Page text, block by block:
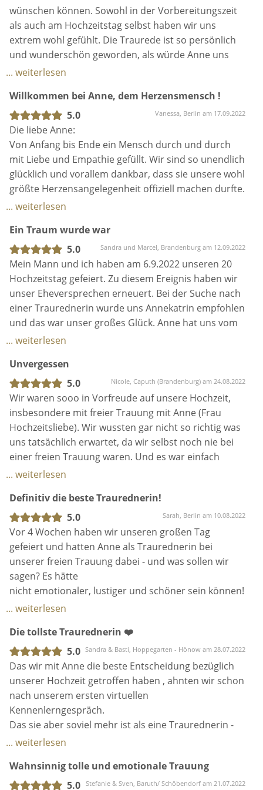
Jasmin und ich sind glücklich und froh, dass du uns
begleitet hast. Deine Herzlichkeit und Sympathie
sucht seines gleichen. Unsere Gäste waren mehr als
begeistert und erkundigenden sich bereits nach dir.
Wir können jedem Paar nur eine freie Trauung in
wünschen können. Sowohl in der Vorbereitungszeit
als auch am Hochzeitstag selbst haben wir uns
extrem wohl gefühlt. Die Traurede ist so persönlich
und wunderschön geworden, als würde Anne uns
schon 20 Jahre kennen. Auch all unsere Gäste
Trauung und Traurede noch nie erlebt haben. Liebe
Anne: noch einmal 1000 Dank, wir würden es immer
wieder mit dir tun :D
... weiterlesen
Willkommen bei Anne, dem Herzensmensch !
5.0
Vanessa, Berlin am 17.09.2022
Die liebe Anne:
Von Anfang bis Ende ein Mensch durch und durch
mit Liebe und Empathie gefüllt. Wir sind so unendlich
glücklich und vorallem dankbar, dass sie unsere wohl
größte Herzensangelegenheit offiziell machen durfte.
Alle Treffen haben sich angefühlt als würden wir sie
strahlt ihre lockere Art aus und ist gern für Spaß und
Kuchen zu haben. Aber auch in stressigen
Situationen hat sie dafür gesorgt, dass mein Mann
und ich den kühlen Kopf bewahren und so viel Ruhe
auf uns ausgestrahlt. Die Freie Trauung war für
Freude und Familie etwas ganz Neues und von nun
an die wohl schönste, emotionalste aber auch
witzigste Trauung, die sie je erlebt haben. Eben ein
Liebe Paare da draußen, sie ist und bleibt eben die
EINE FRAU HOCHZEITSLIEBE !
Wir werden sie jederzeit weiterempfehlen und
hoffen, sie irgendwann auf der Hochzeit von
Freunden oder Familie wiederzusehen.
... weiterlesen
Ein Traum wurde war
5.0
Sandra und Marcel, Brandenburg am 12.09.2022
Mein Mann und ich haben am 6.9.2022 unseren 20
Hochzeitstag gefeiert. Zu diesem Ereignis haben wir
unser Eheversprechen erneuert. Bei der Suche nach
einer Traurednerin wurde uns Annekatrin empfohlen
und das war unser großes Glück. Anne hat uns vom
ersten Tag an super begleitet. Die Gespräche mit Ihr
die Vergangenheit ( unser Leben). Mit Annekatrin
wurde unsere Zeremonie zu etwas ganz
besonderem. Wir können Annekatrin aus vollem
Herzen weiterempfehlen. Vielen lieben Dank Anne❤️!
... weiterlesen
Unvergessen
5.0
Nicole, Caputh (Brandenburg) am 24.08.2022
Wir waren sooo in Vorfreude auf unsere Hochzeit,
insbesondere mit freier Trauung mit Anne (Frau
Hochzeitsliebe). Wir wussten gar nicht so richtig was
uns tatsächlich erwartet, da wir selbst noch nie bei
einer freien Trauung waren. Und es war einfach
unbeschreiblich schön und für uns das Highlight
unsere Traurednerin war. Insbesondere mich (die
Braut) hat es beruhigt Anne im Team "Brautpaar" zu
haben. Sie hat mir einfach immer das Gefühl
gegeben das alles gut laufen wird. Tatsächlich war
ich auch beruhigt zu wissen, dass sie dabei ist. Wir
sind unbeschreiblich dankbar, für die tolle Rede und
super passenden Traurituale. Es wird für uns
unvergesslich bleiben.
... weiterlesen
Definitiv die beste Traurednerin!
5.0
Sarah, Berlin am 10.08.2022
Vor 4 Wochen haben wir unseren großen Tag
gefeiert und hatten Anne als Traurednerin bei
unserer freien Trauung dabei - und was sollen wir
sagen? Es hätte
nicht emotionaler, lustiger und schöner sein können!
Anne hat für ein (positives) Gefühlskarussell bei uns
freien Trauung wirklich das I-Tüpfelchen aufgesetzt
(wobei nicht nur das - ohne Sie wäre unsere freie
Trauung nicht das gewesen, was es war). ♥️
Schon bei unserem ersten Treffen hat menschlich
einfach sofort alles gepasst & all die Gespräche mit
ihr werden für immer in unserer Erinnerung bleiben!
Es hat sich in der ganzen Vorbereitungszeit und auch
am Tag der Hochzeit nicht angefühlt, als wenn Anne
Freundin & einen Menschen, den wir sehr ins Herz
geschlossen haben. ♥️
... weiterlesen
Die tollste Traurednerin ❤️
5.0 Sandra & Basti, Hoppegarten - Hönow am 28.07.2022
Das wir mit Anne die beste Entscheidung bezüglich
unserer Hochzeit getroffen haben , ahnten wir schon
nach unserem ersten virtuellen
Kennenlerngespräch.
Das sie aber soviel mehr ist als eine Traurednerin -
wir hatten ja keinen blassen Schimmer.
Kennenlerngespräch und nach diesem war uns
sofort klar , dass wir gar nicht weiter suchen müssen.
... weiterlesen
Wahnsinnig tolle und emotionale Trauung
5.0 Stefanie & Sven, Baruth/ Schöbendorf am 21.07.2022